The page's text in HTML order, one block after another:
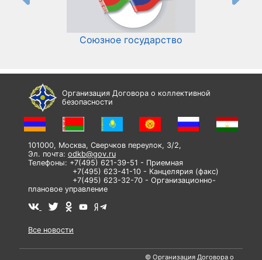
Союзное государство
Организация Договора о коллективной
безопасности
101000, Москва, Сверчков переулок, 3/2,
Эл. почта: odkb@gov.ru
Телефоны: +7(495) 621-39-51 - Приемная
+7(495) 623-41-10 - Канцелярия (факс)
+7(495) 623-32-70 - Организационно-
плановое управление
Все новости
© Организация Договора о